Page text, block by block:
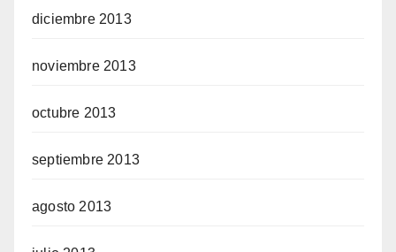
diciembre 2013
noviembre 2013
octubre 2013
septiembre 2013
agosto 2013